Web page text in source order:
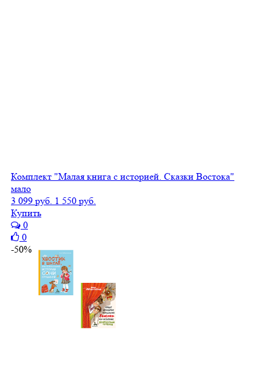
Комплект "Малая книга с историей. Сказки Востока"
мало
3 099 руб. 1 550 руб.
Купить
0
0
-50%